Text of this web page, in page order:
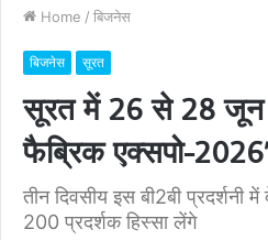
Home / बिजनेस
बिजनेस सूरत
सूरत में 26 से 28 जून
फैब्रिक एक्सपो-
तीन दिवसीय इस बी2बी
200 प्रदर्शक हिस्सा लेंगे